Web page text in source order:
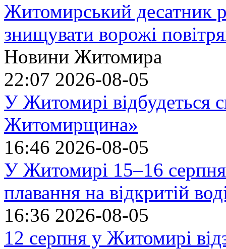
Житомирський десатник
знищувати ворожі
Новини Житомира
22:07 2026-08-05
У Житомирі відбудеться
Житомирщина»
16:46 2026-08-05
У Житомирі 15–16 серпня
плавання на відкритій
16:36 2026-08-05
12 серпня у Житомирі